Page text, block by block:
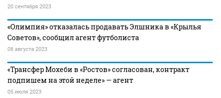
20 сентября 2023
«Олимпия» отказалась продавать Элшника в «Крылья
Советов», сообщил агент футболиста
08 августа 2023
«Трансфер Мохеби в «Ростов» согласован, контракт
подпишем на этой неделе» — агент
05 июля 2023